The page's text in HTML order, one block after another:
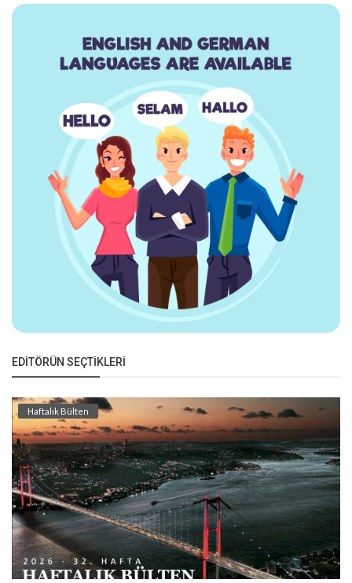
EDITÖRÜN SEÇTIKLERI
Haftalık Bülten